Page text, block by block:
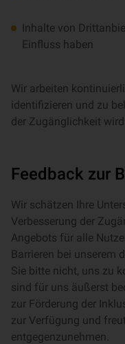
Inhalte von
Einfluss haben
Wir arbeiten
identifizieren und zu
der Zugänglichkeit
Feedback zur
Wir schätzen Ihre
Verbesserung der
Angebots für alle
Barrieren bei unserem
Sie bitte nicht, uns zu
sind für uns äußerst
zur Förderung der
zur Verfügung und
entgegenzunehmen.